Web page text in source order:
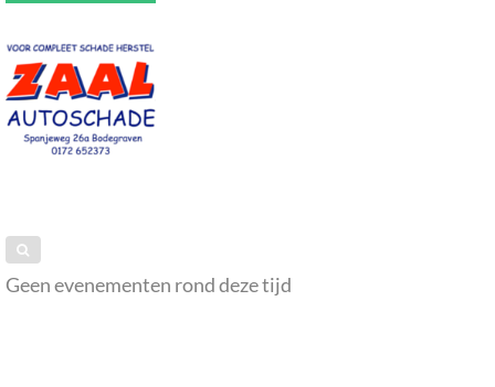
Geen evenementen rond deze tijd